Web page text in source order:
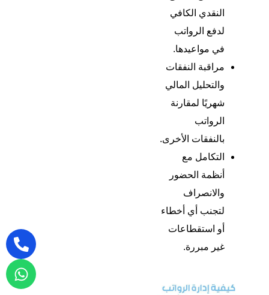
النقدي الكافي
لدفع الرواتب
في مواعيدها.
مراقبة النفقات
والتحليل المالي
شهريًا لمقارنة
الرواتب
بالنفقات الأخرى.
التكامل مع
أنظمة الحضور
والانصراف
لتجنب أي أخطاء
أو استقطاعات
غير مبررة.